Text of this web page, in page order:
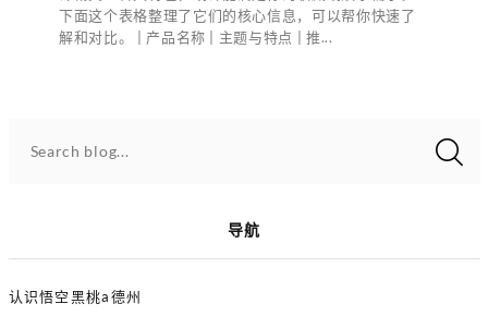
下面这个表格整理了它们的核心信息，可以帮你快速了
解和对比。 | 产品名称 | 主题与特点 | 推...
Search blog...
导航
认识悟空黑桃a德州